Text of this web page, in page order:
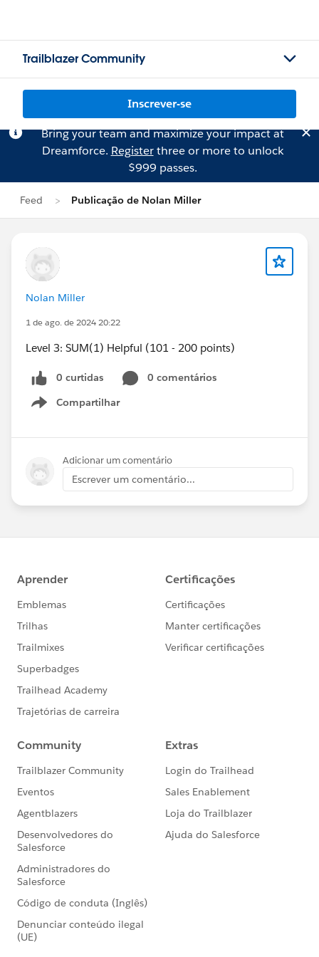
Trailblazer Community
Inscrever-se
Bring your team and maximize your impact at
Dreamforce. Registerthree or more to unlock
$999 passes.
Feed Publicação de Nolan Miller
Nolan Miller
1 de ago. de 2024 20:22
Level 3: SUM(1) Helpful (101 - 200 points)
0 curtidas
0 comentários
Compartilhar
Show menu
Adicionar um comentário
Escrever um comentário...